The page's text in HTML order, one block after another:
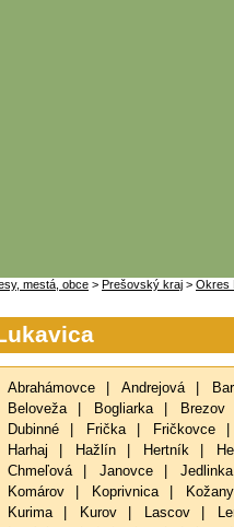
mestá, obce > Prešovský kraj > Okres
Abrahámovce Andrejová
Beloveža
Bogliarka
Brezov
Dubinné
Frička Fričkovce
Harhaj
Hažlín Hertník
Chmeľová
Janovce
Jedlinka
Komárov
Koprivnica
Kožany
Kurima
Kurov Lascov